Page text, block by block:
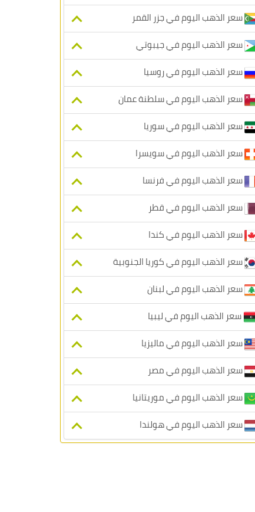
سعر الذهب اليوم في جزر القمر
سعر الذهب اليوم في جيبوتي
سعر الذهب اليوم في روسيا
سعر الذهب اليوم في سلطنة عمان
سعر الذهب اليوم في سوريا
سعر الذهب اليوم في سويسرا
سعر الذهب اليوم في فرنسا
سعر الذهب اليوم في قطر
سعر الذهب اليوم في كندا
سعر الذهب اليوم في كوريا الجنوبية
سعر الذهب اليوم في لبنان
سعر الذهب اليوم في ليبيا
سعر الذهب اليوم في ماليزيا
سعر الذهب اليوم في مصر
سعر الذهب اليوم في موريتانيا
سعر الذهب اليوم في هولندا